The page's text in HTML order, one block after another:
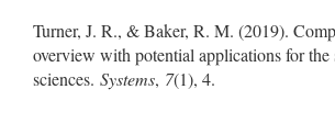
Turner, J. R., & Baker, R. M. (2019).
overview with potential applications for the
sciences. Systems, 7(1), 4.